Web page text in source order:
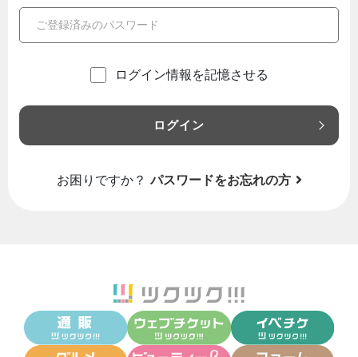
ログイン情報を記憶させる
ログイン
お困りですか？ パスワードをお忘れの方